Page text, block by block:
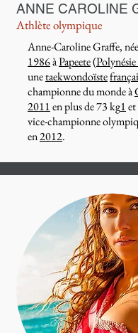
ANNE CAROLINE
Athlète olympique
Anne-Caroline Graffe,
1986àPapeete(
unetaekwondoïste
championne du monde à
2011en plus de 73 kg1
vice-championne
en2012.